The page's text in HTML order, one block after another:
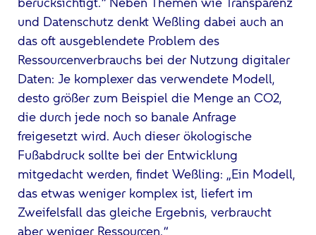
und Datenschutz denkt Weßling dabei auch an
das oft ausgeblendete Problem des
Ressourcenverbrauchs bei der Nutzung digitaler
Daten: Je komplexer das verwendete Modell,
desto größer zum Beispiel die Menge an CO2,
die durch jede noch so banale Anfrage
freigesetzt wird. Auch dieser ökologische
Fußabdruck sollte bei der Entwicklung
mitgedacht werden, findet Weßling: „Ein Modell,
das etwas weniger komplex ist, liefert im
Zweifelsfall das gleiche Ergebnis, verbraucht
aber weniger Ressourcen.“